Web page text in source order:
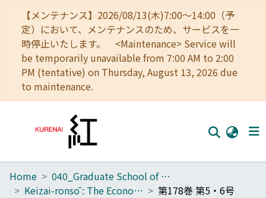
【メンテナンス】2026/08/13(木)7:00～14:00（予
定）において、メンテナンスのため、サービスを一
時停止いたします。 <Maintenance> Service will
be temporarily unavailable from 7:00 AM to 2:00
PM (tentative) on Thursday, August 13, 2026 due
to maintenance.
Home
Home
040_Graduate School of Economics
Keizai-ronsō : The Economic Review
第178巻 第5・6号